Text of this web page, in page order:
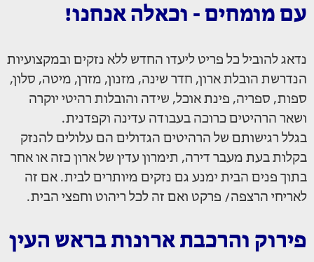
עם מומחים - וכאלה אנחנו!
נדאג להוביל כל פריט ליעדו החדש ללא נזקים ובמקצועיות
הנדרשת הובלת ארון, חדר שינה, מזנון, מזרן, מיטה, סלון,
ספות, ספריה, פינת אוכל, שידה והובלות רהיטי יוקרה
ושאר הרהיטים כרוכה בעבודה עדינה וקפדנית.
בגלל רגישותם של הרהיטים הגדולים הם עלולים להנזק
בקלות בעת מעבר דירה, תימרון עדין של ארון כזה או אחר
בתוך פנים הבית ימנע גם נזקים מיותרים לבית. אם זה
לאריחי הרצפה/ פרקט ואם זה לכל ריהוט וחפצי הבית.
פירוק והרכבת ארונות בראש העין